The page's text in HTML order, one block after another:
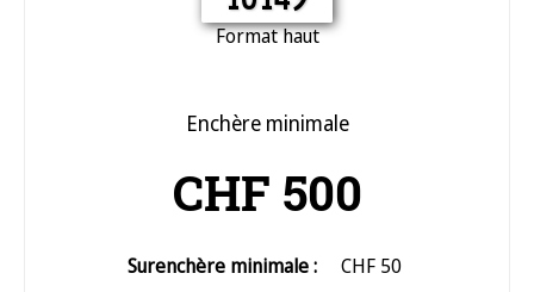
Format haut
Enchère minimale
CHF 500
Surenchère minimale : CHF 50